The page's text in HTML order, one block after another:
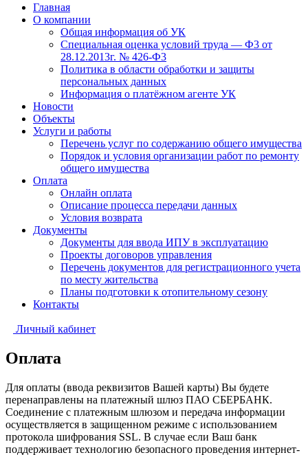
Главная
О компании
Общая информация об УК
Специальная оценка условий труда — Ф3 от
28.12.2013г. № 426-Ф3
Политика в области обработки и защиты
персональных данных
Информация о платёжном агенте УК
Новости
Объекты
Услуги и работы
Перечень услуг по содержанию общего имущества
Порядок и условия организации работ по ремонту
общего имущества
Оплата
Онлайн оплата
Описание процесса передачи данных
Условия возврата
Документы
Документы для ввода ИПУ в эксплуатацию
Проекты договоров управления
Перечень документов для регистрационного учета
по месту жительства
Планы подготовки к отопительному сезону
Контакты
Личный кабинет
Оплата
Для оплаты (ввода реквизитов Вашей карты) Вы будете
перенаправлены на платежный шлюз ПАО СБЕРБАНК.
Соединение с платежным шлюзом и передача информации
осуществляется в защищенном режиме с использованием
протокола шифрования SSL. В случае если Ваш банк
поддерживает технологию безопасного проведения интернет-